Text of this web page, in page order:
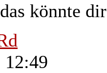
könnte
12:49